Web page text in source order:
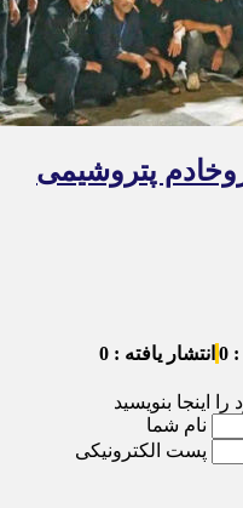
پتروشیمی
انتشار یافته : 0
را اینجا بنویسید
نام شما
پست الکترونیکی